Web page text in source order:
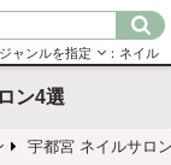
ジャンルを指定 ：ネイル
ン4選
宇都宮 ネイルサロ